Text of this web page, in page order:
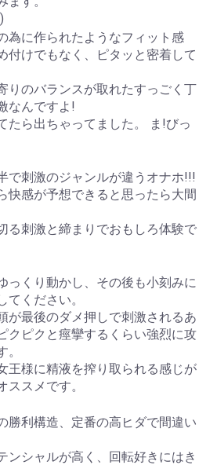
為に作られたようなフィット感
付けでもなく、ピタッと密着して
りのバランスが取れたすっごく丁
なんですよ!
たら出ちゃってました。 ま!びっ
で刺激のジャンルが違うオナホ!!!
快感が予想できると思ったら大間
る刺激と締まりでおもしろ体験で
っくり動かし、その後も小刻みに
てください。
が最後のダメ押しで刺激されるあ
クピクと痙攣するくらい強烈に攻
王様に精液を搾り取られる感じが
ススメです。
勝利構造、定番の高ヒダで間違い
ンシャルが高く、回転好きにはき